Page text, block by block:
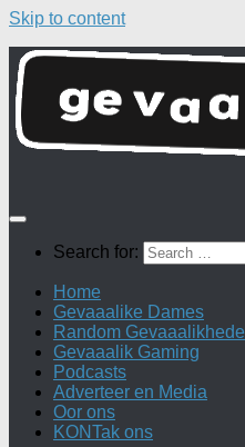
Skip to content
Search for:
Home
Gevaaalike Dames
Random Gevaaalikhede
Gevaaalik Gaming
Podcasts
Adverteer en Media
Oor ons
KONTak ons